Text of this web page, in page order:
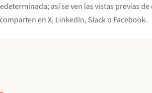
así se ven las vistas previas de
en X, LinkedIn, Slack o Facebook.